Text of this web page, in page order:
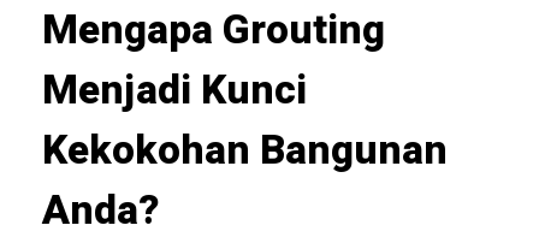
Mengapa Grouting
Menjadi Kunci
Kekokohan Bangunan
Anda?